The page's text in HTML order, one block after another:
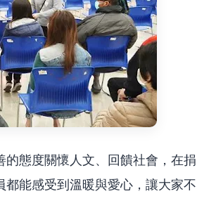
態度關懷人文、回饋社會，在捐
能感受到溫暖與愛心，讓大家不